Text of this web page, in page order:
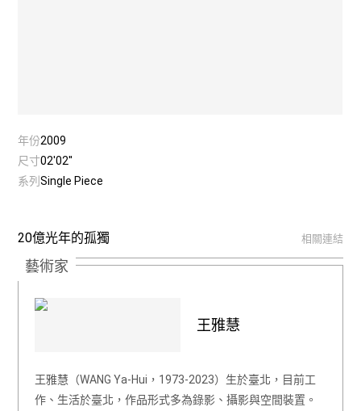
年份2009
尺寸02'02''
系列Single Piece
20億光年的孤獨 相關連結
藝術家
王雅慧
王雅慧（WANG Ya-Hui，1973-2023）生於臺北，目前工
作、生活於臺北，作品形式多為錄影、攝影與空間裝置。